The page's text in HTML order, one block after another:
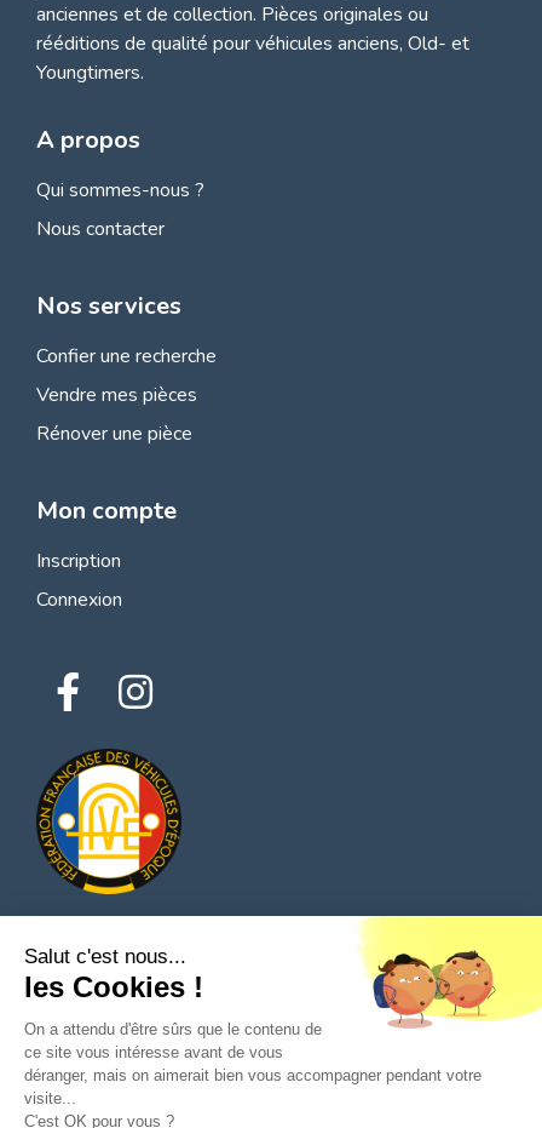
anciennes et de collection. Pièces originales ou
rééditions de qualité pour véhicules anciens, Old- et
Youngtimers.
A propos
Qui sommes-nous ?
Nous contacter
Nos services
Confier une recherche
Vendre mes pièces
Rénover une pièce
Mon compte
Inscription
Connexion
© 2026 Tous droits réservés - Classic Parts Finder
Politique de confidentialités
Conditions générales d'utilisation
Mentions légales
Salut c'est nous...
les Cookies !
On a attendu d'être sûrs que le contenu de
ce site vous intéresse avant de vous
déranger, mais on aimerait bien vous accompagner pendant votre
visite...
C'est OK pour vous ?